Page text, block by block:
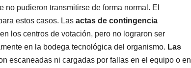
pudieron transmitirse de forma normal. El
estos casos. Las actas de contingencia
los centros de votación, pero no lograron ser
en la bodega tecnológica del organismo. Las
escaneadas ni cargadas por fallas en el equipo o en